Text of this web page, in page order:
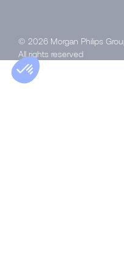
© 2026 Morgan Philips
All rights reserved